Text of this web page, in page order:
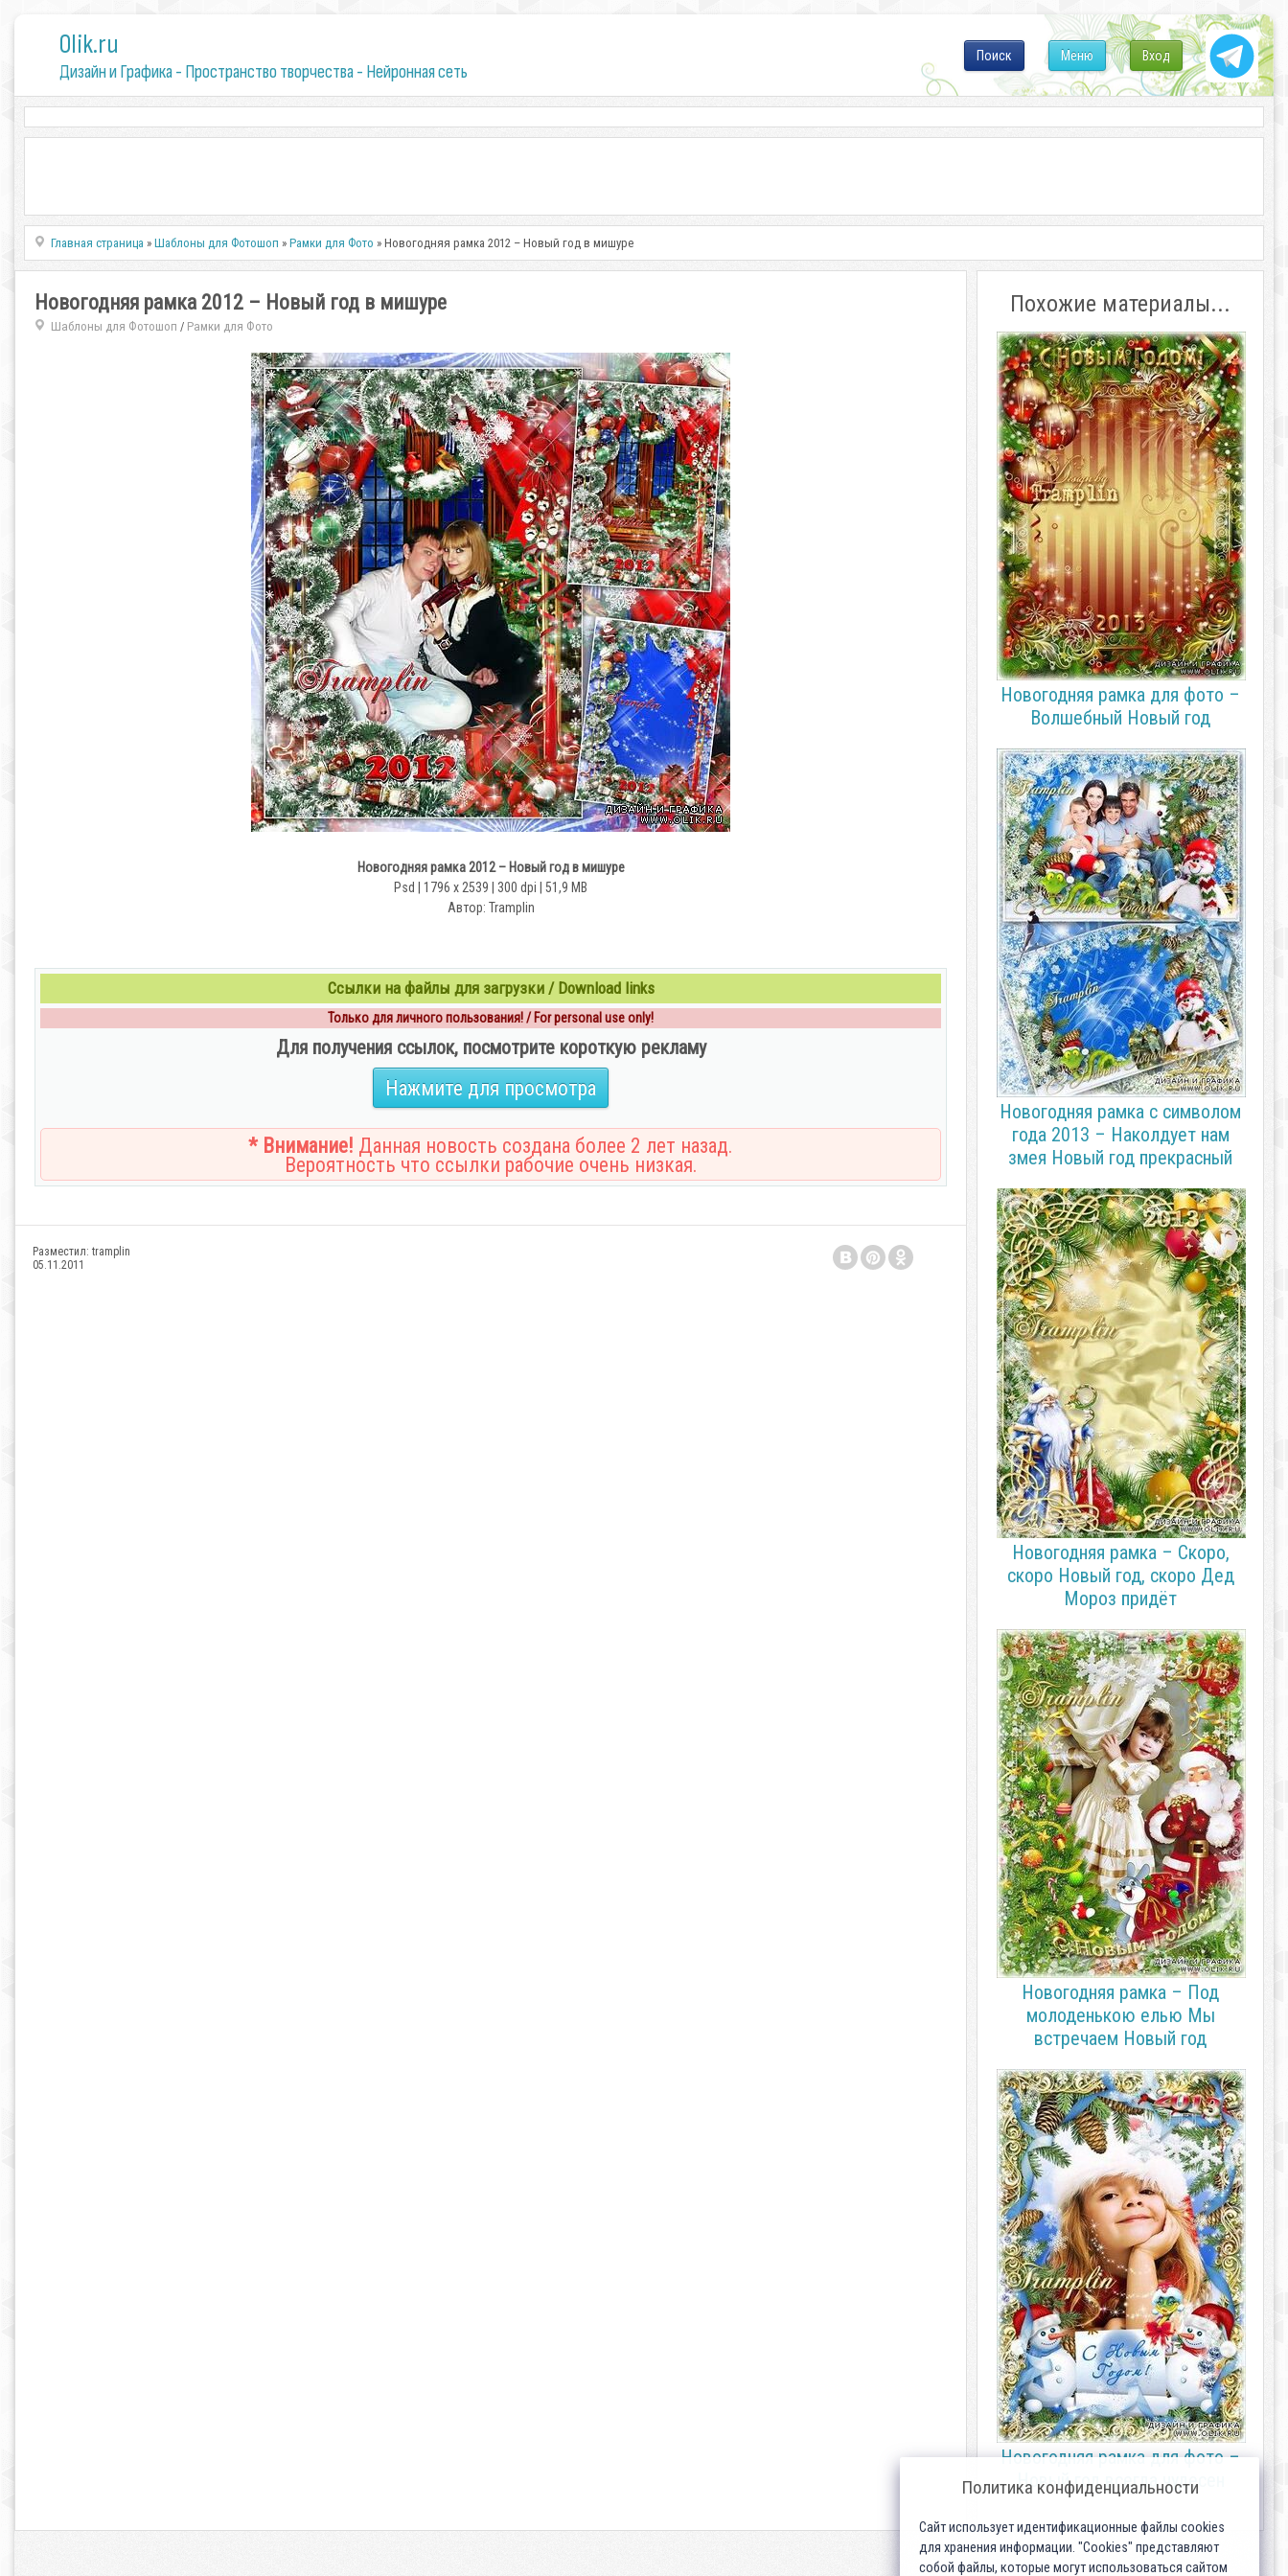
0lik.ru
Дизайн и Графика - Пространство творчества - Нейронная сеть
Вход
Меню
Поиск
Главная страница »Шаблоны для Фотошоп »Рамки для Фото » Новогодняя рамка 2012 – Новый год в мишуре
Новогодняя рамка 2012 – Новый год в мишуре
Шаблоны для Фотошоп / Рамки для Фото
Новогодняя рамка 2012 – Новый год в мишуре
Psd | 1796 x 2539 | 300 dpi | 51,9 MB
Автор: Tramplin
Ссылки на файлы для загрузки / Download links
Только для личного пользования! / For personal use only!
Для получения ссылок, посмотрите короткую рекламу
Нажмите для просмотра
* Внимание! Данная новость создана более 2 лет назад.
Вероятность что ссылки рабочие очень низкая.
Разместил: tramplin
05.11.2011
Похожие материалы...
Новогодняя рамка для фото –
Волшебный Новый год
Новогодняя рамка с символом
года 2013 – Наколдует нам
змея Новый год прекрасный
Новогодняя рамка – Скоро,
скоро Новый год, скоро Дед
Мороз придёт
Новогодняя рамка – Под
молоденькою елью Мы
встречаем Новый год
Новогодняя рамка для фото –
Новый год всегда чудесен
Политика конфиденциальности
Сайт использует идентификационные файлы cookies
для хранения информации. "Cookies" представляют
собой файлы, которые могут использоваться сайтом